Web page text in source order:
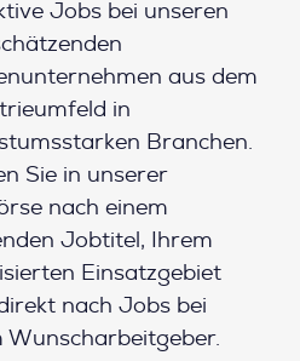
Jobs bei unseren
aus dem
in
Branchen.
Sie in unserer
nach einem
Jobtitel, Ihrem
Einsatzgebiet
nach Jobs bei
Wunscharbeitgeber.